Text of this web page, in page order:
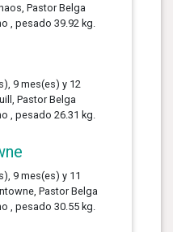
Pastor Belga
, pesado 39.92 kg.
9 mes(es) y 12
Pastor Belga
, pesado 26.31 kg.
9 mes(es) y 11
Pastor Belga
, pesado 30.55 kg.